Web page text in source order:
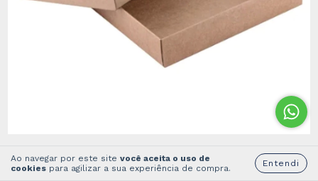
Ao navegar por este site você aceita o uso de
cookies para agilizar a sua experiência de compra. Entendi